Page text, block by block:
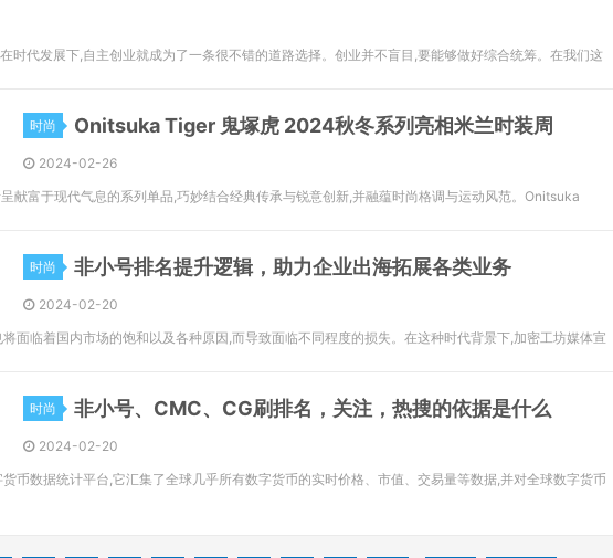
时代发展下,自主创业就成为了一条很不错的道路选择。创业并不盲目,要能够做好综合统筹。在我们这
时尚 Onitsuka Tiger 鬼塚虎 2024秋冬系列亮相米兰时装周
2024-02-26
献富于现代气息的系列单品,巧妙结合经典传承与锐意创新,并融蕴时尚格调与运动风范。Onitsuka
时尚 非小号排名提升逻辑，助力企业出海拓展各类业务
2024-02-20
面临着国内市场的饱和以及各种原因,而导致面临不同程度的损失。在这种时代背景下,加密工坊媒体宣
时尚 非小号、CMC、CG刷排名，关注，热搜的依据是什么
2024-02-20
币数据统计平台,它汇集了全球几乎所有数字货币的实时价格、市值、交易量等数据,并对全球数字货币